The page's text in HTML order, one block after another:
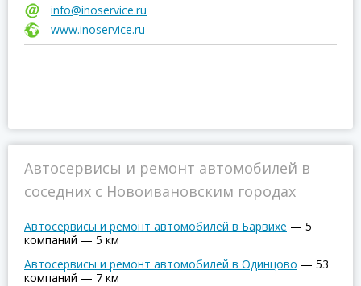
info@inoservice.ru
www.inoservice.ru
Автосервисы и ремонт автомобилей в
соседних с Новоивановским городах
Автосервисы и ремонт автомобилей в Барвихе — 5
компаний — 5 км
Автосервисы и ремонт автомобилей в Одинцово — 53
компаний — 7 км